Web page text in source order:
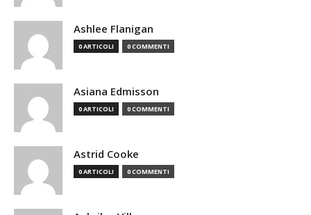
Ashlee Flanigan
0 ARTICOLI 0 COMMENTI
Asiana Edmisson
0 ARTICOLI 0 COMMENTI
Astrid Cooke
0 ARTICOLI 0 COMMENTI